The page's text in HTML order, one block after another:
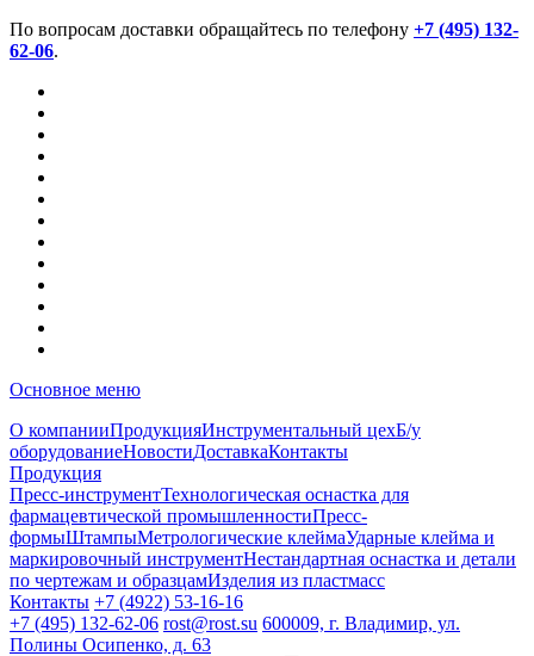
По вопросам доставки обращайтесь по телефону +7 (495) 132-
62-06.
Основное меню
О компанииПродукцияИнструментальный цехБ/у
оборудованиеНовостиДоставкаКонтакты
Продукция
Пресс-инструментТехнологическая оснастка для
фармацевтической промышленностиПресс-
формыШтампыМетрологические клеймаУдарные клейма и
маркировочный инструментНестандартная оснастка и детали
по чертежам и образцамИзделия из пластмасс
Контакты +7 (4922) 53-16-16
+7 (495) 132-62-06 rost@rost.su 600009, г. Владимир, ул.
Полины Осипенко, д. 63